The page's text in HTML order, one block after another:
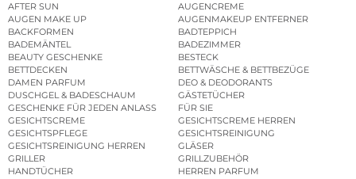
AFTER SUN
AUGENCREME
AUGEN MAKE UP
AUGENMAKEUP ENTFERNER
BACKFORMEN
BADTEPPICH
BADEMÄNTEL
BADEZIMMER
BEAUTY GESCHENKE
BESTECK
BETTDECKEN
BETTWÄSCHE & BETTBEZÜGE
DAMEN PARFUM
DEO & DEODORANTS
DUSCHGEL & BADESCHAUM
GÄSTETÜCHER
GESCHENKE FÜR JEDEN ANLASS
FÜR SIE
GESICHTSCREME
GESICHTSCREME HERREN
GESICHTSPFLEGE
GESICHTSREINIGUNG
GESICHTSREINIGUNG HERREN
GLÄSER
GRILLER
GRILLZUBEHÖR
HANDTÜCHER
HERREN PARFUM